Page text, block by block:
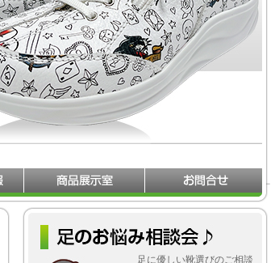
足に優しい靴選びのご相談